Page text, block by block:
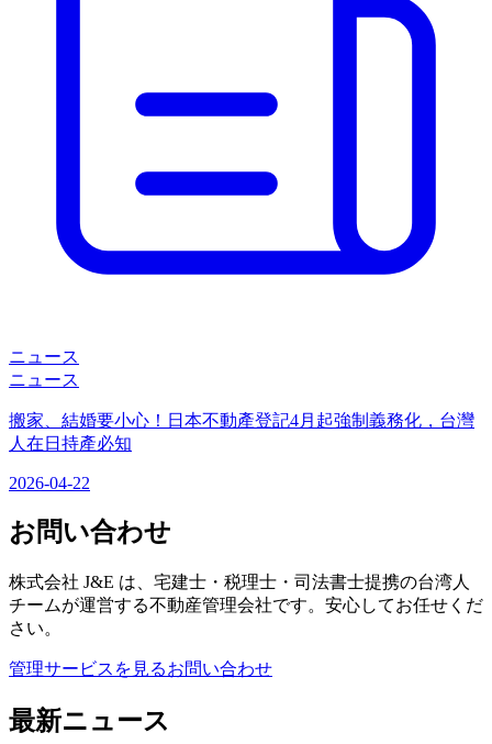
ニュース
ニュース
搬家、結婚要小心！日本不動產登記4月起強制義務化，台灣
人在日持產必知
2026-04-22
お問い合わせ
株式会社 J&E は、宅建士・税理士・司法書士提携の台湾人
チームが運営する不動産管理会社です。安心してお任せくだ
さい。
管理サービスを見るお問い合わせ
最新ニュース